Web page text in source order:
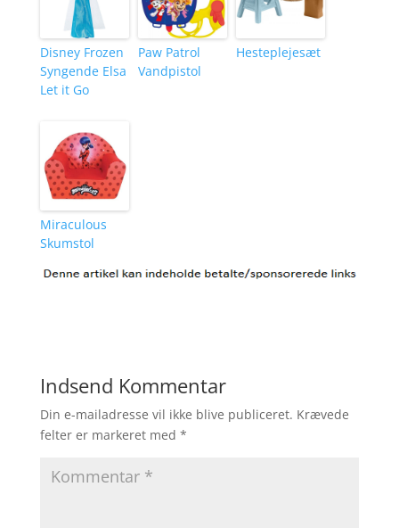
Disney Frozen
Syngende Elsa
Let it Go
Paw Patrol
Vandpistol
Hesteplejesæt
Miraculous
Skumstol
Indsend Kommentar
Din e-mailadresse vil ikke blive publiceret. Krævede
felter er markeret med *